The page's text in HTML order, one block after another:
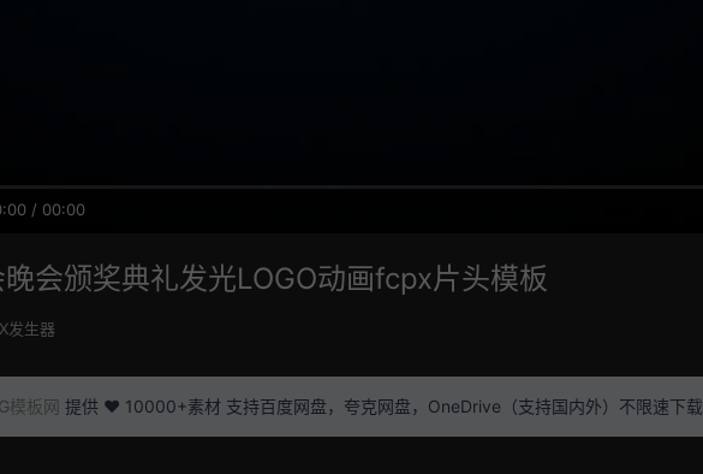
/ 00:00
会颁奖典礼发光LOGO动画fcpx片头模板
发生器
模板网 提供 ❤️ 10000+素材 支持百度网盘，夸克网盘，OneDrive（支持国内外）不限速下载